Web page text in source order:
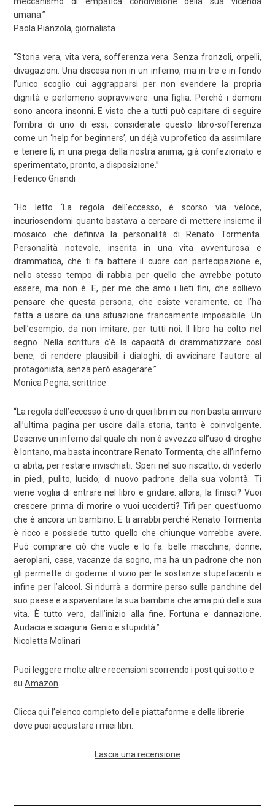
umana.”
Paola Pianzola, giornalista
“Storia vera, vita vera, sofferenza vera. Senza fronzoli, orpelli,
divagazioni. Una discesa non in un inferno, ma in tre e in fondo
l’unico scoglio cui aggrapparsi per non svendere la propria
dignità e perlomeno sopravvivere: una figlia. Perché i demoni
sono ancora insonni. E visto che a tutti può capitare di seguire
l’ombra di uno di essi, considerate questo libro-sofferenza
come un ‘help for beginners’, un déjà vu profetico da assimilare
e tenere lì, in una piega della nostra anima, già confezionato e
sperimentato, pronto, a disposizione.”
Federico Griandi
“Ho letto ‘La regola dell’eccesso, è scorso via veloce,
incuriosendomi quanto bastava a cercare di mettere insieme il
mosaico che definiva la personalità di Renato Tormenta.
Personalità notevole, inserita in una vita avventurosa e
drammatica, che ti fa battere il cuore con partecipazione e,
nello stesso tempo di rabbia per quello che avrebbe potuto
essere, ma non è. E, per me che amo i lieti fini, che sollievo
pensare che questa persona, che esiste veramente, ce l’ha
fatta a uscire da una situazione francamente impossibile. Un
bell’esempio, da non imitare, per tutti noi. Il libro ha colto nel
segno. Nella scrittura c’è la capacità di drammatizzare così
bene, di rendere plausibili i dialoghi, di avvicinare l’autore al
protagonista, senza però esagerare.”
Monica Pegna, scrittrice
“La regola dell’eccesso è uno di quei libri in cui non basta arrivare
all’ultima pagina per uscire dalla storia, tanto è coinvolgente.
Descrive un inferno dal quale chi non è avvezzo all’uso di droghe
è lontano, ma basta incontrare Renato Tormenta, che all’inferno
ci abita, per restare invischiati. Speri nel suo riscatto, di vederlo
in piedi, pulito, lucido, di nuovo padrone della sua volontà. Ti
viene voglia di entrare nel libro e gridare: allora, la finisci? Vuoi
crescere prima di morire o vuoi ucciderti? Tifi per quest’uomo
che è ancora un bambino. E ti arrabbi perché Renato Tormenta
è ricco e possiede tutto quello che chiunque vorrebbe avere.
Può comprare ciò che vuole e lo fa: belle macchine, donne,
aeroplani, case, vacanze da sogno, ma ha un padrone che non
gli permette di goderne: il vizio per le sostanze stupefacenti e
infine per l’alcool. Si ridurrà a dormire perso sulle panchine del
suo paese e a spaventare la sua bambina che ama più della sua
vita. È tutto vero, dall’inizio alla fine. Fortuna e dannazione.
Audacia e sciagura. Genio e stupidità.”
Nicoletta Molinari
Puoi leggere molte altre recensioni scorrendo i post qui sotto e
suAmazon
Cliccaqui l’elenco completo delle piattaforme e delle librerie
dove puoi acquistare i miei libri.
Lascia una recensione